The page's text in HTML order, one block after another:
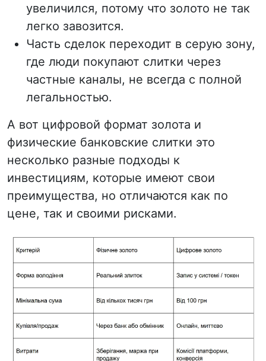
увеличился, потому что золото не так
легко завозится.
Часть сделок переходит в серую зону,
где люди покупают слитки через
частные каналы, не всегда с полной
легальностью.
А вот цифровой формат золота и
физические банковские слитки это
несколько разные подходы к
инвестициям, которые имеют свои
преимущества, но отличаются как по
цене, так и своими рисками.